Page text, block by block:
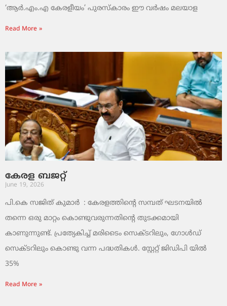
‘ആർ.എം.എ കേരളീയം’ പുരസ്‌കാരം ഈ വർഷം മലയാള
Read More »
കേരള ബജറ്റ്
June 19, 2026
പി.കെ സജിത് കുമാര്‍ : കേരളത്തിന്റെ സമ്പത് ഘടനയിൽ
തന്നെ ഒരു മാറ്റം കൊണ്ടുവരുന്നതിന്റെ തുടക്കമായി
കാണുന്നുണ്ട്. പ്രത്യേകിച്ച് മരിടൈം സെക്ടറിലും, ഗോൾഡ്
സെക്ടറിലും കൊണ്ടു വന്ന പദ്ധതികൾ. സ്റ്റേറ്റ് ജിഡിപി യിൽ
35%
Read More »